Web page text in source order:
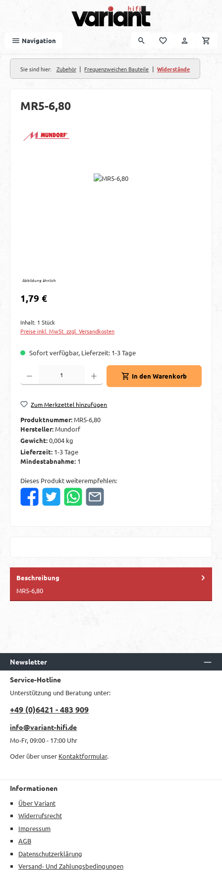
Navigation
Sie sind hier: Zubehör | Frequenzweichen Bauteile | Widerstände
MR5-6,80
Bildergalerie überspringen
Abbildung ähnlich
Regulärer Preis:
1,79 €
Inhalt: 1 Stück
Preise inkl. MwSt. zzgl. Versandkosten
Sofort verfügbar, Lieferzeit: 1-3 Tage
Produkt Anzahl: Gib den gewünschten Wert ein oder benutze die Schaltflächen
In den Warenkorb
Zum Merkzettel hinzufügen
Produktnummer: MR5-6,80
Hersteller: Mundorf
Gewicht:0,004 kg
Lieferzeit: 1-3 Tage
Mindestabnahme: 1
Dieses Produkt weiterempfehlen:
Beschreibung
MR5-6,80
Newsletter
Service-Hotline
Unterstützung und Beratung unter:
+49 (0)6421 - 483 909
info@variant-hifi.de
Mo-Fr, 09:00 - 17:00 Uhr
Oder über unser Kontaktformular.
Informationen
Über Variant
Widerrufsrecht
Impressum
AGB
Datenschutzerklärung
Versand- Und Zahlungsbedingungen